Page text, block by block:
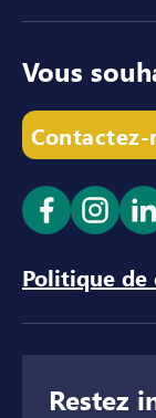
Vous
Contactez-
Ouvrir le
Ouvrir
Politique
Restez